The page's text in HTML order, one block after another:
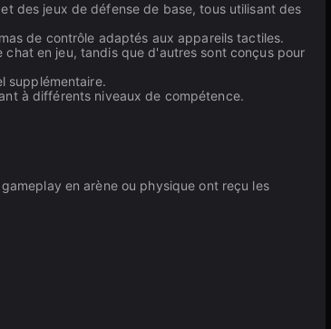
des jeux de défense de base, tous utilisant des
de contrôle adaptés aux appareils tactiles.
en jeu, tandis que d'autres sont conçus pour
supplémentaire.
à différents niveaux de compétence.
en arène ou physique ont reçu les